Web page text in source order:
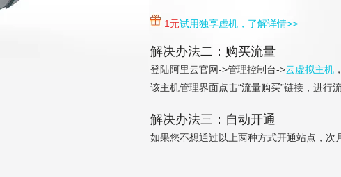
1元试用独享虚机，了解详情>>
解决办法二：购买流量
登陆阿里云官网->管理控制台->云虚拟主机
该主机管理界面点击“流量购买”链接，进行
解决办法三：自动开通
如果您不想通过以上两种方式开通站点，次